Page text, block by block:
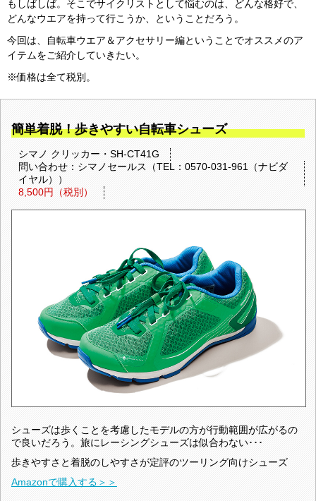
もしばしば。そこでサイクリストとして悩むのは、どんな格好で、
どんなウエアを持って行こうか、ということだろう。
今回は、自転車ウエア＆アクセサリー編ということでオススメのア
イテムをご紹介していきたい。
※価格は全て税別。
簡単着脱！歩きやすい自転車シューズ
シマノ クリッカー・SH-CT41G
問い合わせ：シマノセールス（TEL：0570-031-961（ナビダ
イヤル））
8,500円（税別）
シューズは歩くことを考慮したモデルの方が行動範囲が広がるの
で良いだろう。旅にレーシングシューズは似合わない･･･
歩きやすさと着脱のしやすさが定評のツーリング向けシューズ
Amazonで購入する＞＞